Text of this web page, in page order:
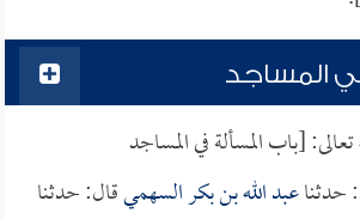
المساجد
[باب المسألة في المساجد
حدثناعبد الله بن بكر السهميقال: حدثنا